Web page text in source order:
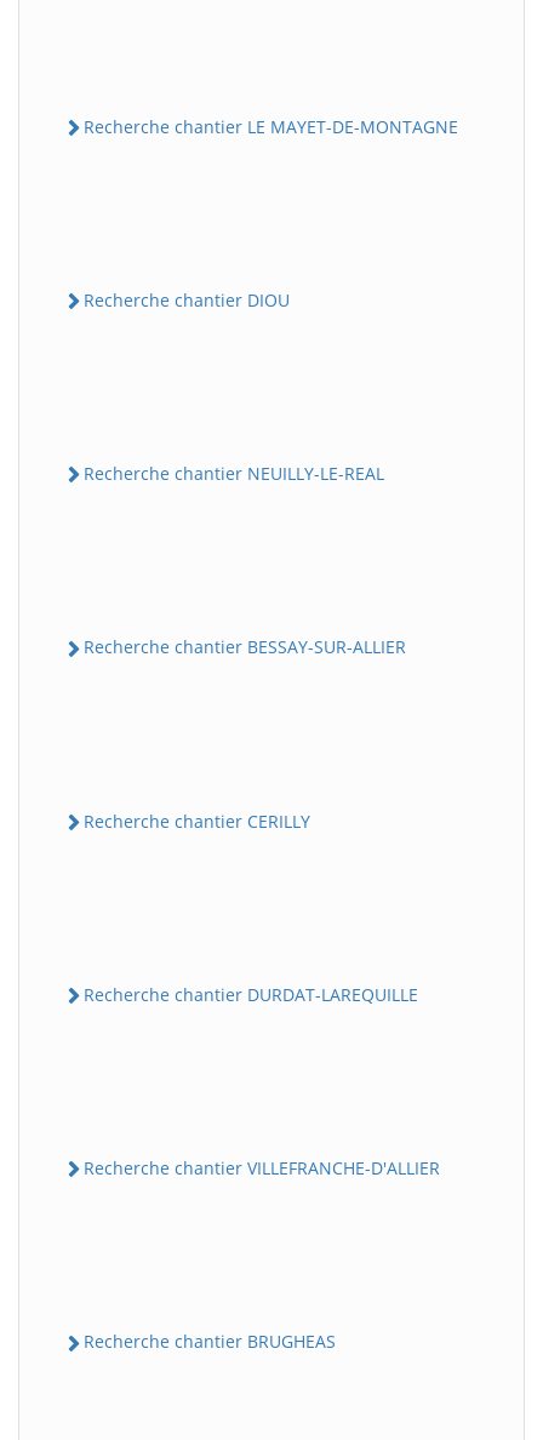
Recherche chantier LE MAYET-DE-MONTAGNE
Recherche chantier DIOU
Recherche chantier NEUILLY-LE-REAL
Recherche chantier BESSAY-SUR-ALLIER
Recherche chantier CERILLY
Recherche chantier DURDAT-LAREQUILLE
Recherche chantier VILLEFRANCHE-D'ALLIER
Recherche chantier BRUGHEAS